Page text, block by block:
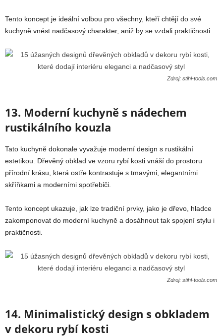
Tento koncept je ideální volbou pro všechny, kteří chtějí do své
kuchyně vnést nadčasový charakter, aniž by se vzdali praktičnosti.
Zdroj: stihl-tools.com
13. Moderní kuchyně s nádechem
rustikálního kouzla
Tato kuchyně dokonale vyvažuje moderní design s rustikální
estetikou. Dřevěný obklad ve vzoru rybí kosti vnáší do prostoru
přírodní krásu, která ostře kontrastuje s tmavými, elegantními
skříňkami a moderními spotřebiči.
Tento koncept ukazuje, jak lze tradiční prvky, jako je dřevo, hladce
zakomponovat do moderní kuchyně a dosáhnout tak spojení stylu i
praktičnosti.
Zdroj: stihl-tools.com
14. Minimalistický design s obkladem
v dekoru rybí kosti